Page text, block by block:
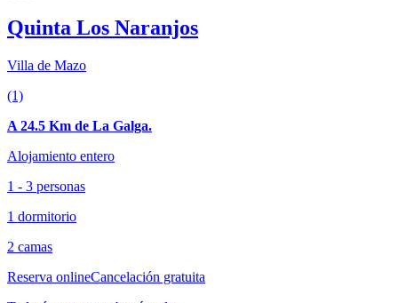
Quinta Los Naranjos
Villa de Mazo
(1)
A 24.5 Km de La Galga.
Alojamiento entero
1 - 3 personas
1 dormitorio
2 camas
Reserva onlineCancelación gratuita